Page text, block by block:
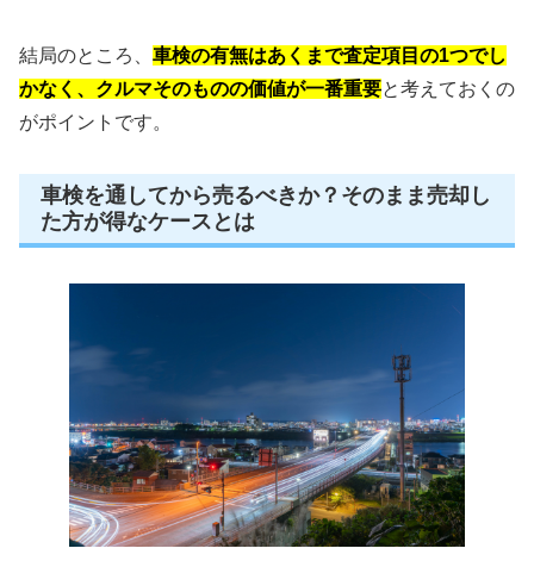
結局のところ、 車検の有無はあくまで査定項目の1つでし
かなく、クルマそのものの価値が一番重要と考えておくの
がポイントです。
車検を通してから売るべきか？そのまま売却し
た方が得なケースとは